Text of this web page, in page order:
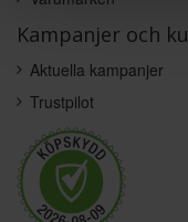
Kampanjer och
Aktuella kampanjer
Trustpilot